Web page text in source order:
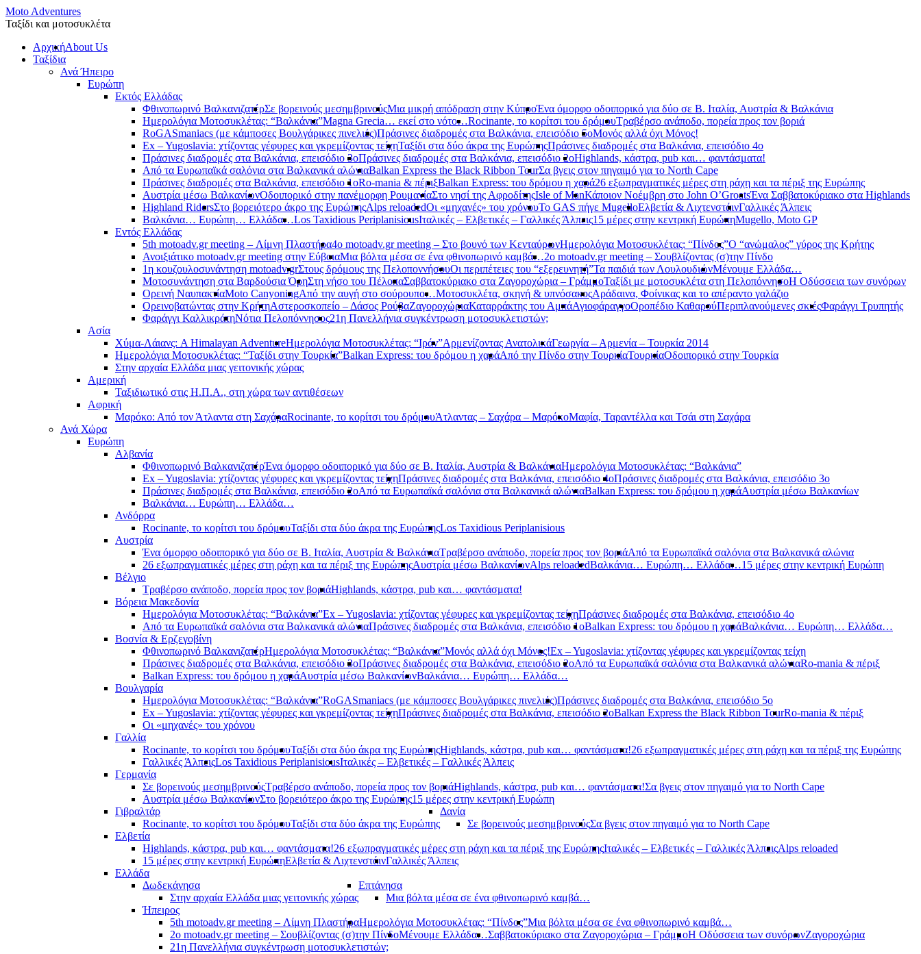
Moto Adventures
Ταξίδι και μοτοσυκλέτα
ΑρχικήAbout Us
Ταξίδια
Ανά Ήπειρο
Ευρώπη
Εκτός Ελλάδας
Φθινοπωρινό ΒαλκανιζατέρΣε βορεινούς μεσημβρινούςΜια μικρή απόδραση στην ΚύπροΈνα όμορφο οδοιπορικό για δύο σε Β. Ιταλία, Αυστρία & Βαλκάνια
Ημερολόγια Μοτοσυκλέτας: “Βαλκάνια”Magna Grecia… εκεί στο νότο…Rocinante, το κορίτσι του δρόμουΤραβέρσο ανάποδο, πορεία προς τον βοριά
RoGASmaniacs (με κάμποσες Βουλγάρικες πινελιές)Πράσινες διαδρομές στα Βαλκάνια, επεισόδιο 5οΜονός αλλά όχι Μόνος!
Ex – Yugoslavia: χτίζοντας γέφυρες και γκρεμίζοντας τείχηΤαξίδι στα δύο άκρα της ΕυρώπηςΠράσινες διαδρομές στα Βαλκάνια, επεισόδιο 4ο
Πράσινες διαδρομές στα Βαλκάνια, επεισόδιο 3οΠράσινες διαδρομές στα Βαλκάνια, επεισόδιο 2οHighlands, κάστρα, pub και… φαντάσματα!
Από τα Ευρωπαϊκά σαλόνια στα Βαλκανικά αλώνιαBalkan Express the Black Ribbon TourΣα βγεις στον πηγαιμό για το North Cape
Πράσινες διαδρομές στα Βαλκάνια, επεισόδιο 1οRo-mania & πέριξBalkan Express: του δρόμου η χαρά26 εξωπραγματικές μέρες στη ράχη και τα πέριξ της Ευρώπης
Αυστρία μέσω ΒαλκανίωνΟδοιπορικό στην πανέμορφη ΡουμανίαΣτο νησί της ΑφροδίτηςIsle of ManΚάποιον Νοέμβρη στο John O’GroatsΈνα Σαββατοκύριακο στα Highlands
Highland RidersΣτο βορειότερο άκρο της ΕυρώπηςAlps reloadedΟι «μηχανές» του χρόνουΤο GAS πήγε MugelloΕλβετία & ΛιχτενστάινΓαλλικές Άλπεις
Βαλκάνια… Ευρώπη… Ελλάδα…Los Taxidious PeriplanisiousΙταλικές – Ελβετικές – Γαλλικές Άλπεις15 μέρες στην κεντρική ΕυρώπηMugello, Moto GP
Εντός Ελλάδας
5th motoadv.gr meeting – Λίμνη Πλαστήρα4ο motoadv.gr meeting – Στο βουνό των ΚενταύρωνΗμερολόγια Μοτοσυκλέτας: “Πίνδος”Ο “ανώμαλος” γύρος της Κρήτης
Ανοιξιάτικο motoadv.gr meeting στην ΕύβοιαΜια βόλτα μέσα σε ένα φθινοπωρινό καμβά…2ο motoadv.gr meeting – Σουβλίζοντας (σ)την Πίνδο
1η κουζουλοσυνάντηση motoadv.grΣτους δρόμους της ΠελοποννήσουΟι περιπέτειες του “εξερευνητή”Τα παιδιά των ΛουλουδιώνΜένουμε Ελλάδα…
Μοτοσυνάντηση στα Βαρδούσια ΌρηΣτη νήσο του ΠέλοπαΣαββατοκύριακο στα Ζαγοροχώρια – ΓράμμοΤαξίδι με μοτοσυκλέτα στη ΠελοπόννησοΗ Οδύσσεια των συνόρων
Ορεινή ΝαυπακτίαMoto CanyoningΑπό την αυγή στο σούρουπο…Μοτοσυκλέτα, σκηνή & υπνόσακοςΑράδαινα, Φοίνικας και το απέραντο γαλάζιο
Ορεινοβατώντας στην ΚρήτηΑστεροσκοπείο – Δάσος ΡούβαΖαγοροχώριαΚαταρράκτης του ΑμπάΑγιοφάραγγοΟροπέδιο ΚαθαρούΠεριπλανούμενες σκιέςΦαράγγι Τρυπητής
Φαράγγι ΚαλλικράτηΝότια Πελοπόννησος21η Πανελλήνια συγκέντρωση μοτοσυκλετιστών;
Ασία
Χύμα-Λάιανς: A Himalayan AdventureΗμερολόγια Μοτοσυκλέτας: “Ιράν”Αρμενίζοντας ΑνατολικάΓεωργία – Αρμενία – Τουρκία 2014
Ημερολόγια Μοτοσυκλέτας: “Ταξίδι στην Τουρκία”Balkan Express: του δρόμου η χαράΑπό την Πίνδο στην ΤουρκίαΤουρκίαΟδοιπορικό στην Τουρκία
Στην αρχαία Ελλάδα μιας γειτονικής χώρας
Αμερική
Ταξιδιωτικό στις Η.Π.Α., στη χώρα των αντιθέσεων
Αφρική
Μαρόκο: Από τον Άτλαντα στη ΣαχάραRocinante, το κορίτσι του δρόμουΆτλαντας – Σαχάρα – ΜαρόκοΜαφία, Ταραντέλλα και Τσάι στη Σαχάρα
Ανά Χώρα
Ευρώπη
Αλβανία
Φθινοπωρινό ΒαλκανιζατέρΈνα όμορφο οδοιπορικό για δύο σε Β. Ιταλία, Αυστρία & ΒαλκάνιαΗμερολόγια Μοτοσυκλέτας: “Βαλκάνια”
Ex – Yugoslavia: χτίζοντας γέφυρες και γκρεμίζοντας τείχηΠράσινες διαδρομές στα Βαλκάνια, επεισόδιο 4οΠράσινες διαδρομές στα Βαλκάνια, επεισόδιο 3ο
Πράσινες διαδρομές στα Βαλκάνια, επεισόδιο 2οΑπό τα Ευρωπαϊκά σαλόνια στα Βαλκανικά αλώνιαBalkan Express: του δρόμου η χαράΑυστρία μέσω Βαλκανίων
Βαλκάνια… Ευρώπη… Ελλάδα…
Ανδόρρα
Rocinante, το κορίτσι του δρόμουΤαξίδι στα δύο άκρα της ΕυρώπηςLos Taxidious Periplanisious
Αυστρία
Ένα όμορφο οδοιπορικό για δύο σε Β. Ιταλία, Αυστρία & ΒαλκάνιαΤραβέρσο ανάποδο, πορεία προς τον βοριάΑπό τα Ευρωπαϊκά σαλόνια στα Βαλκανικά αλώνια
26 εξωπραγματικές μέρες στη ράχη και τα πέριξ της ΕυρώπηςΑυστρία μέσω ΒαλκανίωνAlps reloadedΒαλκάνια… Ευρώπη… Ελλάδα…15 μέρες στην κεντρική Ευρώπη
Βέλγιο
Τραβέρσο ανάποδο, πορεία προς τον βοριάHighlands, κάστρα, pub και… φαντάσματα!
Βόρεια Μακεδονία
Ημερολόγια Μοτοσυκλέτας: “Βαλκάνια”Ex – Yugoslavia: χτίζοντας γέφυρες και γκρεμίζοντας τείχηΠράσινες διαδρομές στα Βαλκάνια, επεισόδιο 4ο
Από τα Ευρωπαϊκά σαλόνια στα Βαλκανικά αλώνιαΠράσινες διαδρομές στα Βαλκάνια, επεισόδιο 1οBalkan Express: του δρόμου η χαράΒαλκάνια… Ευρώπη… Ελλάδα…
Βοσνία & Ερζεγοβίνη
Φθινοπωρινό ΒαλκανιζατέρΗμερολόγια Μοτοσυκλέτας: “Βαλκάνια”Μονός αλλά όχι Μόνος!Ex – Yugoslavia: χτίζοντας γέφυρες και γκρεμίζοντας τείχη
Πράσινες διαδρομές στα Βαλκάνια, επεισόδιο 3οΠράσινες διαδρομές στα Βαλκάνια, επεισόδιο 2οΑπό τα Ευρωπαϊκά σαλόνια στα Βαλκανικά αλώνιαRo-mania & πέριξ
Balkan Express: του δρόμου η χαράΑυστρία μέσω ΒαλκανίωνΒαλκάνια… Ευρώπη… Ελλάδα…
Βουλγαρία
Ημερολόγια Μοτοσυκλέτας: “Βαλκάνια”RoGASmaniacs (με κάμποσες Βουλγάρικες πινελιές)Πράσινες διαδρομές στα Βαλκάνια, επεισόδιο 5ο
Ex – Yugoslavia: χτίζοντας γέφυρες και γκρεμίζοντας τείχηΠράσινες διαδρομές στα Βαλκάνια, επεισόδιο 2οBalkan Express the Black Ribbon TourRo-mania & πέριξ
Οι «μηχανές» του χρόνου
Γαλλία
Rocinante, το κορίτσι του δρόμουΤαξίδι στα δύο άκρα της ΕυρώπηςHighlands, κάστρα, pub και… φαντάσματα!26 εξωπραγματικές μέρες στη ράχη και τα πέριξ της Ευρώπης
Γαλλικές ΆλπειςLos Taxidious PeriplanisiousΙταλικές – Ελβετικές – Γαλλικές Άλπεις
Γερμανία
Σε βορεινούς μεσημβρινούςΤραβέρσο ανάποδο, πορεία προς τον βοριάHighlands, κάστρα, pub και… φαντάσματα!Σα βγεις στον πηγαιμό για το North Cape
Αυστρία μέσω ΒαλκανίωνΣτο βορειότερο άκρο της Ευρώπης15 μέρες στην κεντρική Ευρώπη
Γιβραλτάρ
Rocinante, το κορίτσι του δρόμουΤαξίδι στα δύο άκρα της Ευρώπης
Δανία
Σε βορεινούς μεσημβρινούςΣα βγεις στον πηγαιμό για το North Cape
Ελβετία
Highlands, κάστρα, pub και… φαντάσματα!26 εξωπραγματικές μέρες στη ράχη και τα πέριξ της ΕυρώπηςΙταλικές – Ελβετικές – Γαλλικές ΆλπειςAlps reloaded
15 μέρες στην κεντρική ΕυρώπηΕλβετία & ΛιχτενστάινΓαλλικές Άλπεις
Ελλάδα
Δωδεκάνησα
Στην αρχαία Ελλάδα μιας γειτονικής χώρας
Επτάνησα
Μια βόλτα μέσα σε ένα φθινοπωρινό καμβά…
Ήπειρος
5th motoadv.gr meeting – Λίμνη ΠλαστήραΗμερολόγια Μοτοσυκλέτας: “Πίνδος”Μια βόλτα μέσα σε ένα φθινοπωρινό καμβά…
2ο motoadv.gr meeting – Σουβλίζοντας (σ)την ΠίνδοΜένουμε Ελλάδα…Σαββατοκύριακο στα Ζαγοροχώρια – ΓράμμοΗ Οδύσσεια των συνόρωνΖαγοροχώρια
21η Πανελλήνια συγκέντρωση μοτοσυκλετιστών;